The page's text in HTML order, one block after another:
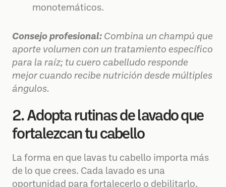
monotemáticos.
Consejo profesional: Combina un champú que
aporte volumen con un tratamiento específico
para la raíz; tu cuero cabelludo responde
mejor cuando recibe nutrición desde múltiples
ángulos.
2. Adopta rutinas de lavado que
fortalezcan tu cabello
La forma en que lavas tu cabello importa más
de lo que crees. Cada lavado es una
oportunidad para fortalecerlo o debilitarlo,